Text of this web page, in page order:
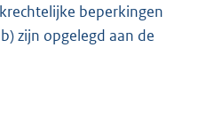
beperkingen
zijn opgelegd aan de